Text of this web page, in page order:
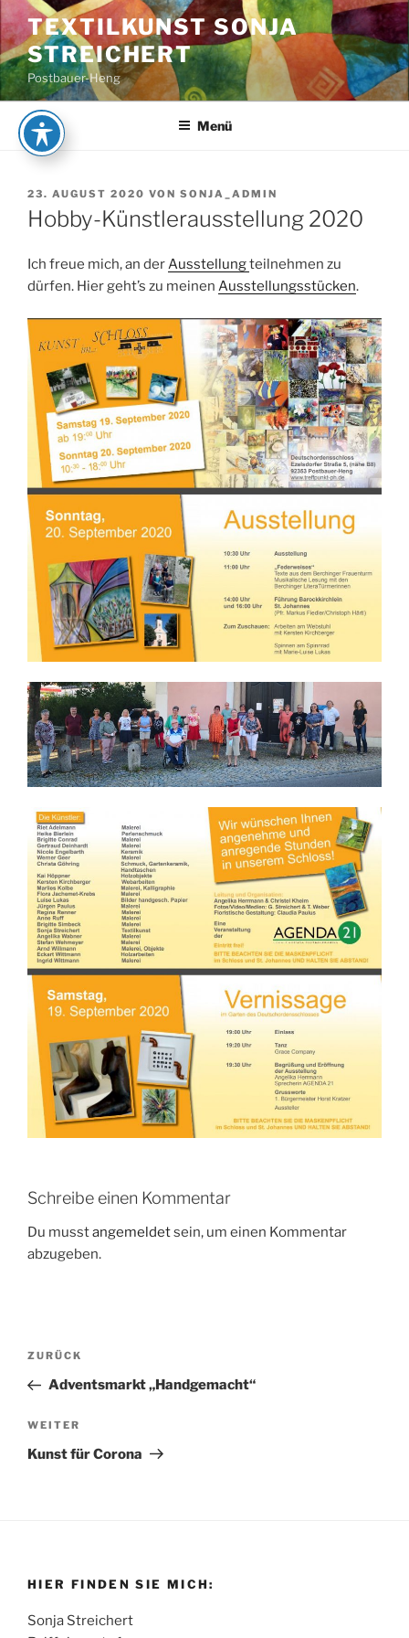
Zum
Inhalt
springen
TEXTILKUNST SONJA
STREICHERT
Postbauer-Heng
Menü
VERÖFFENTLICHT
AM
23. AUGUST 2020 VON SONJA_ADMIN
Hobby-Künstlerausstellung 2020
Ich freue mich, an derAusstellungteilnehmen zu
dürfen. Hier geht’s zu meinen Ausstellungsstücken.
Schreibe einen Kommentar
Du musstangemeldetsein, um einen Kommentar
abzugeben.
Beitragsnavigation
Vorheriger
Beitrag
ZURÜCK
Adventsmarkt „Handgemacht“
Nächster
Beitrag
WEITER
Kunst für Corona
HIER FINDEN SIE MICH:
Sonja Streichert